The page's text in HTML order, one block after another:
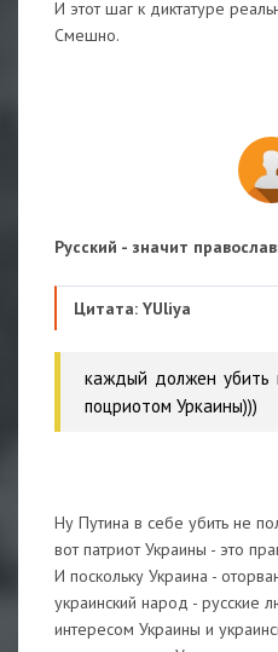
И этот шаг к диктатуре
Смешно.
Русский - значит
Цитата: YUliya
каждый должен убить
поцриотом Уркаины)))
Ну Путина в себе убить не
вот патриот Украины - это
И поскольку Украина -
украинский народ - русские
интересом Украины и